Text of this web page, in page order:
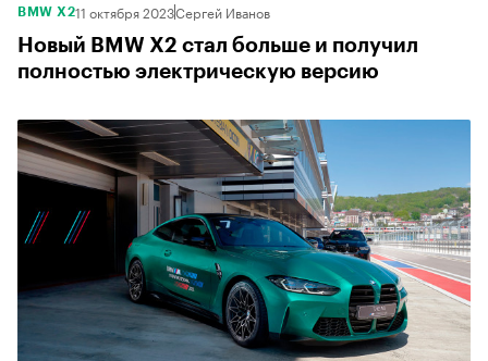
BMW X211 октября 2023Сергей Иванов
Новый BMW X2 стал больше и получил
полностью электрическую версию